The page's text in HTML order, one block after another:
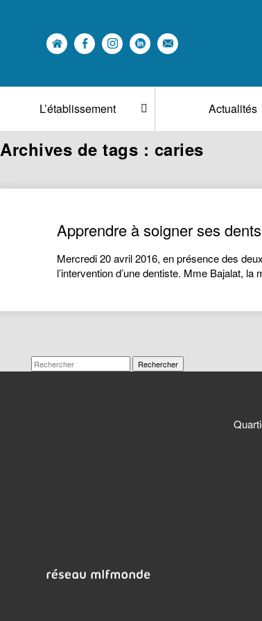
L’établissement Actualités
Archives de tags : caries
Apprendre à soigner ses dents
Mercredi 20 avril 2016, en présence des
l’intervention d’une dentiste. Mme Bajalat,
Rechercher